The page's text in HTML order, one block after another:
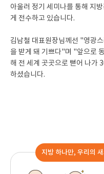
아울러 정기 세미나를 통해 지
게 전수하고 있습니다.
김남철 대표원장님께선 "영광
을 받게 돼 기쁘다"며 "앞으로
해 전 세계 곳곳으로 뻗어 나가
하셨습니다.
지방 하나만, 우리의